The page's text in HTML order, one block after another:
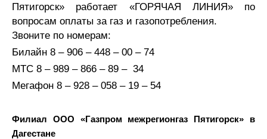
Пятигорск» работает «ГОРЯЧАЯ ЛИНИЯ» по
вопросам оплаты за газ и газопотребления.
Звоните по номерам:
Билайн 8 – 906 – 448 – 00 – 74
МТС 8 – 989 – 866 – 89 – 34
Мегафон 8 – 928 – 058 – 19 – 54
Филиал ООО «Газпром межрегионгаз Пятигорск» в
Дагестане